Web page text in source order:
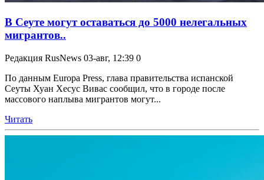
В Сеуте могут оставаться до 5000 нелегальных
мигрантов..
Редакция RusNews 03-авг, 12:39 0
По данным Europa Press, глава правительства испанской
Сеуты Хуан Хесус Вивас сообщил, что в городе после
массового наплыва мигрантов могут...
Читать